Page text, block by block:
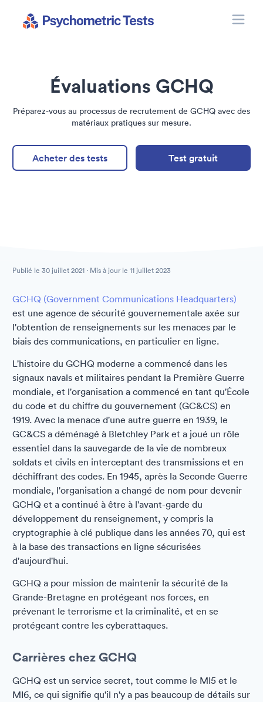
Évaluations GCHQ
Préparez-vous au processus de recrutement de GCHQ avec des
matériaux pratiques sur mesure.
Acheter des tests Test gratuit
Publié le 30 juillet 2021 · Mis à jour le 11 juillet 2023
GCHQ (Government Communications Headquarters)
est une agence de sécurité gouvernementale axée sur
l'obtention de renseignements sur les menaces par le
biais des communications, en particulier en ligne.
L'histoire du GCHQ moderne a commencé dans les
signaux navals et militaires pendant la Première Guerre
mondiale, et l'organisation a commencé en tant qu'École
du code et du chiffre du gouvernement (GC&CS) en
1919. Avec la menace d'une autre guerre en 1939, le
GC&CS a déménagé à Bletchley Park et a joué un rôle
essentiel dans la sauvegarde de la vie de nombreux
soldats et civils en interceptant des transmissions et en
déchiffrant des codes. En 1945, après la Seconde Guerre
mondiale, l'organisation a changé de nom pour devenir
GCHQ et a continué à être à l'avant-garde du
développement du renseignement, y compris la
cryptographie à clé publique dans les années 70, qui est
à la base des transactions en ligne sécurisées
d'aujourd'hui.
GCHQ a pour mission de maintenir la sécurité de la
Grande-Bretagne en protégeant nos forces, en
prévenant le terrorisme et la criminalité, et en se
protégeant contre les cyberattaques.
Carrières chez GCHQ
GCHQ est un service secret, tout comme le MI5 et le
MI6, ce qui signifie qu'il n'y a pas beaucoup de détails sur